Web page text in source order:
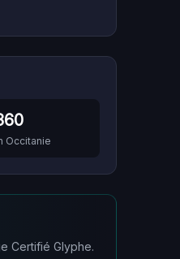
Occitanie
Certifié Glyphe.